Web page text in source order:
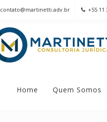
contato@martinetti.adv.br +55 11
Home Quem Somos